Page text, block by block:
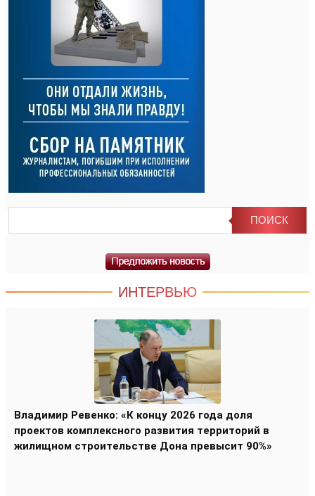
ИНТЕРВЬЮ
Владимир Ревенко: «К концу 2026 года доля
проектов комплексного развития территорий в
жилищном строительстве Дона превысит 90%»